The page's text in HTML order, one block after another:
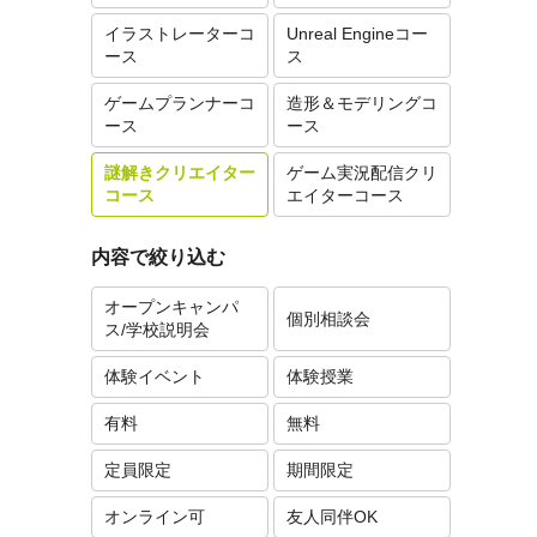
イラストレーターコ
ース
Unreal Engineコー
ス
ゲームプランナーコ
ース
造形＆モデリングコ
ース
謎解きクリエイター
コース
ゲーム実況配信クリ
エイターコース
内容で絞り込む
オープンキャンパ
ス/学校説明会
個別相談会
体験イベント 体験授業
有料 無料
定員限定 期間限定
オンライン可 友人同伴OK